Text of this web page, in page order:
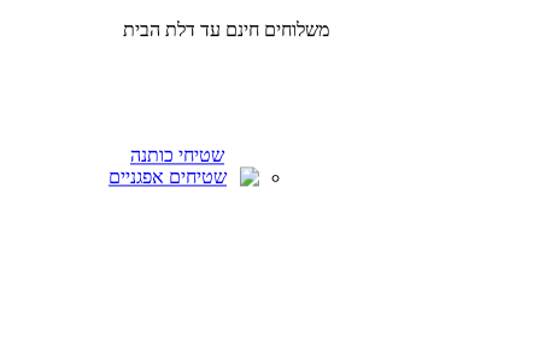
משלוחים חינם עד דלת הבית
שטיחי כותנה